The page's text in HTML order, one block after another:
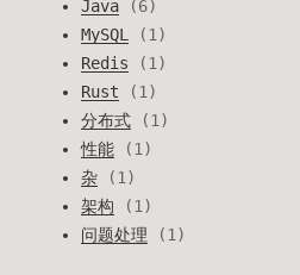
Java
6
MySQL
1
Redis
1
Rust
1
分布式
1
性能
1
杂
1
架构
1
问题处理
1